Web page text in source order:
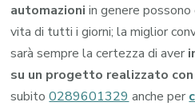
automazioni in genere
vita di tutti i giorni; la miglior
sarà sempre la certezza di aver
su un progetto realizzato
subito0289601329 anche per